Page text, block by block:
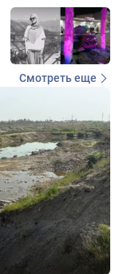
Смотреть еще